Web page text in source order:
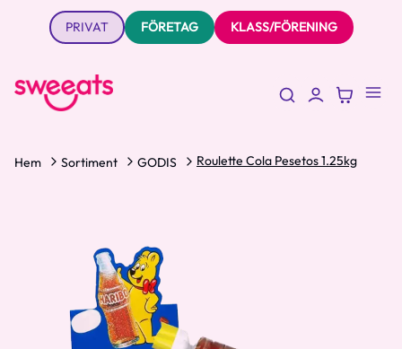
PRIVAT FÖRETAG KLASS/FÖRENING
Hem Sortiment GODIS Roulette Cola Pesetos 1.25kg